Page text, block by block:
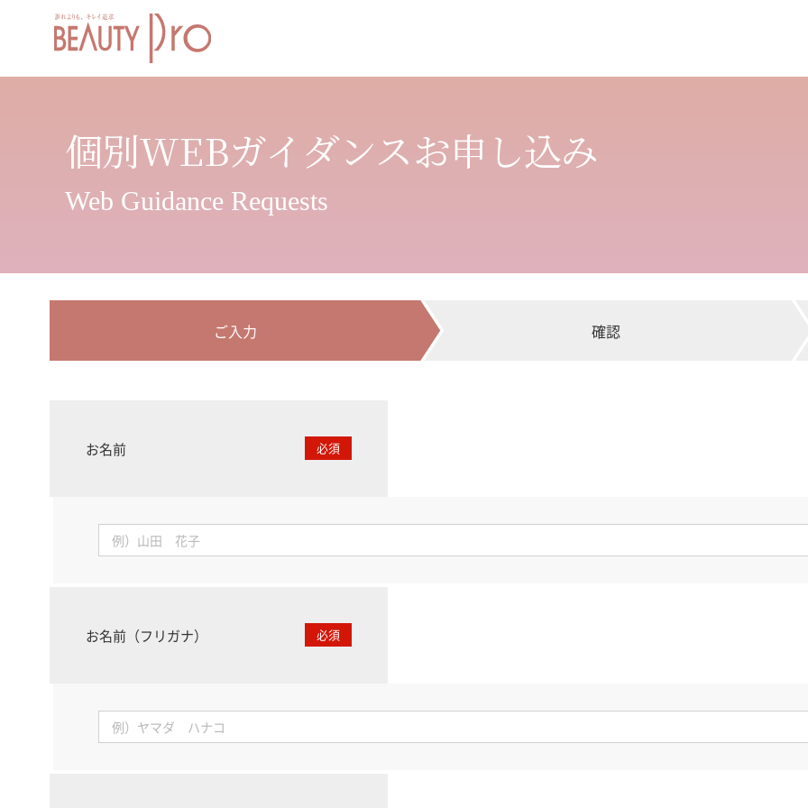
個別WEBガイダンスお申し込み
Web Guidance Requests
ご入力 確認
お名前 必須
お名前（フリガナ） 必須